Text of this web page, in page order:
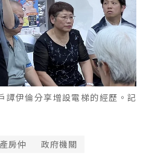
譚伊倫分享增設電梯的經歷。記
房仲 政府機關